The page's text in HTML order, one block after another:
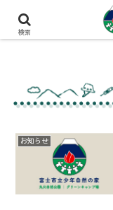
お知らせ
検索